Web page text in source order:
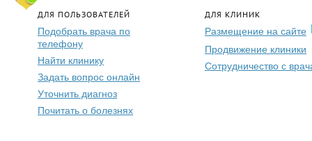
ДЛЯ ПОЛЬЗОВАТЕЛЕЙ
Подобрать врача по
телефону
Найти клинику
Задать вопрос онлайн
Уточнить диагноз
Почитать о болезнях
ДЛЯ КЛИНИК
Размещение на сайте
Продвижение клиники
Сотрудничество с